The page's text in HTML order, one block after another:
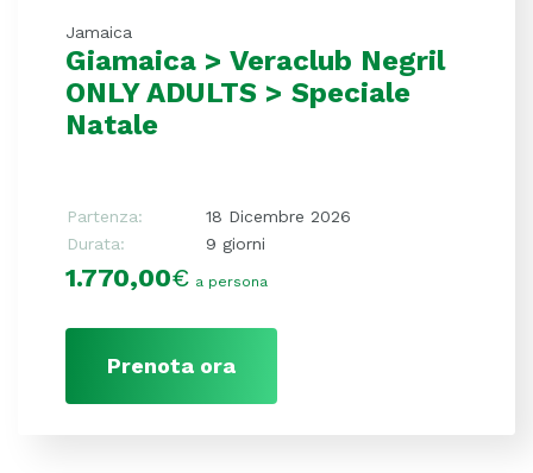
Jamaica
Giamaica > Veraclub Negril
ONLY ADULTS > Speciale
Natale
Partenza:
18 Dicembre 2026
Durata:
9 giorni
1.770,00€ a persona
Prenota ora